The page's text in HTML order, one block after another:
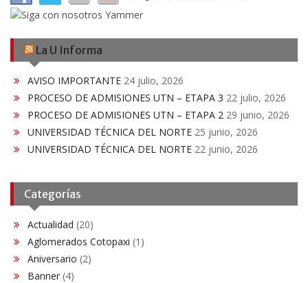
La U Informa
AVISO IMPORTANTE 24 julio, 2026
PROCESO DE ADMISIONES UTN – ETAPA 3 22 julio, 2026
PROCESO DE ADMISIONES UTN – ETAPA 2 29 junio, 2026
UNIVERSIDAD TÉCNICA DEL NORTE 25 junio, 2026
UNIVERSIDAD TÉCNICA DEL NORTE 22 junio, 2026
Categorías
Actualidad (20)
Aglomerados Cotopaxi (1)
Aniversario (2)
Banner (4)